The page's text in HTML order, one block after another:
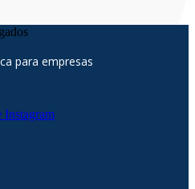
para empresas
Instagram